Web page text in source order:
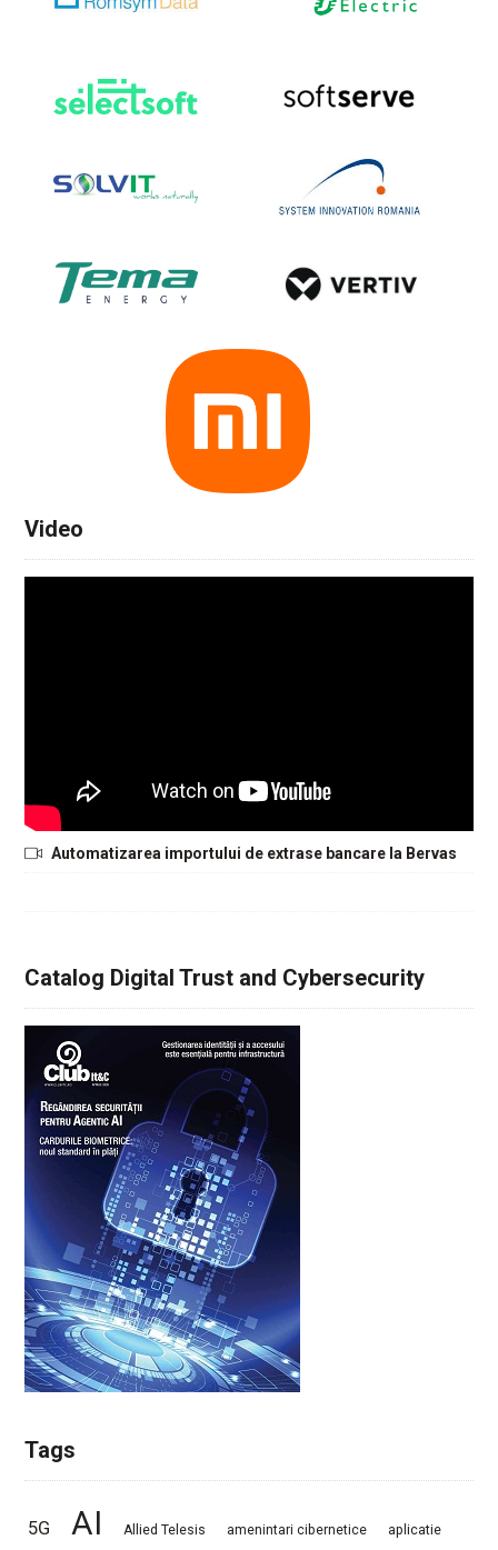
Video
Automatizarea importului de extrase bancare la Bervas
Catalog Digital Trust and Cybersecurity
Tags
5G AI Allied Telesis amenintari cibernetice aplicatie